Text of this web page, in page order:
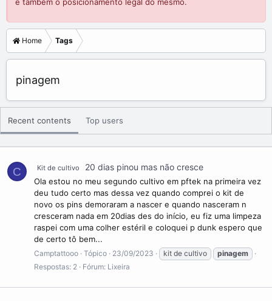
e também o posicionamento legal do mesmo.
Home Tags
pinagem
Recent contents Top users
C Kit de cultivo 20 dias pinou mas não cresce
Ola estou no meu segundo cultivo em pftek na primeira vez
deu tudo certo mas dessa vez quando comprei o kit de
novo os pins demoraram a nascer e quando nasceram n
cresceram nada em 20dias des do início, eu fiz uma limpeza
raspei com uma colher estéril e coloquei p dunk espero que
de certo tô bem...
Camptattooo Tópico 23/09/2023 kit de cultivo
pinagem
Respostas: 2
Fórum: Lixeira